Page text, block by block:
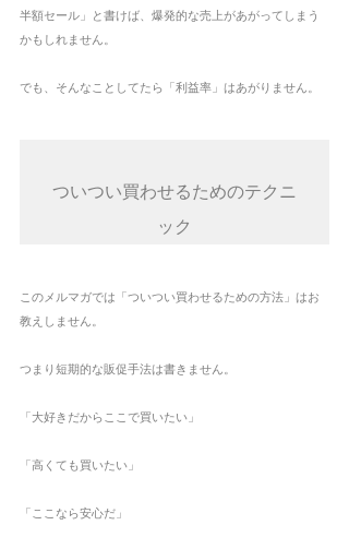
半額セール」と書けば、爆発的な売上があがってしまう
かもしれません。
でも、そんなことしてたら「利益率」はあがりません。
ついつい買わせるためのテクニ
ック
このメルマガでは「ついつい買わせるための方法」はお
教えしません。
つまり短期的な販促手法は書きません。
「大好きだからここで買いたい」
「高くても買いたい」
「ここなら安心だ」